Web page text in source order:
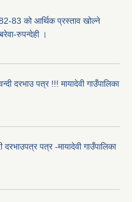
83 को आर्थिक प्रस्ताव खोल्ने
रुपन्देही ।
दरभाउ पत्र !!! मायादेवी गाउँपालिका
दरभाउपत्र पत्र -मायादेवी गाउँपालिका